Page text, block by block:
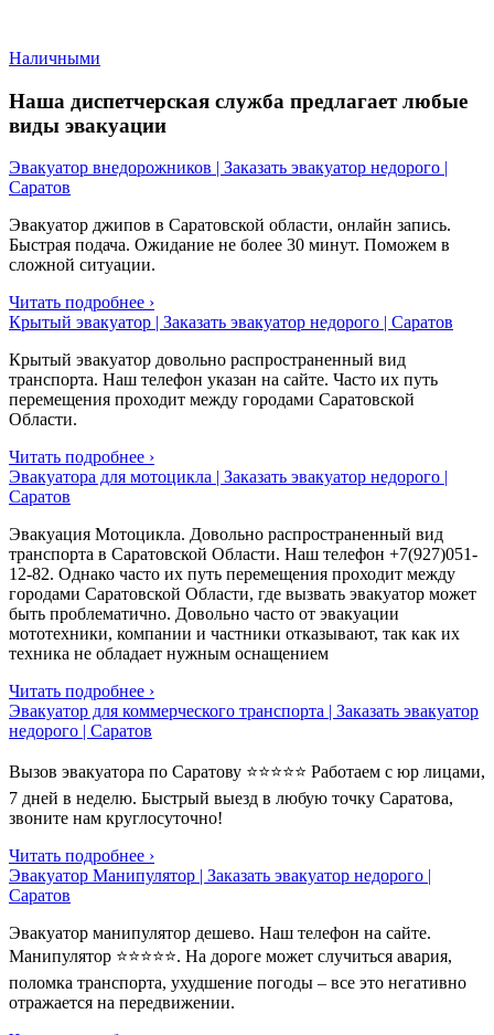
Наличными
Наша диспетчерская служба предлагает любые
виды эвакуации
Эвакуатор внедорожников | Заказать эвакуатор недорого |
Саратов
Эвакуатор джипов в Саратовской области, онлайн запись.
Быстрая подача. Ожидание не более 30 минут. Поможем в
сложной ситуации.
Читать подробнее ›
Крытый эвакуатор | Заказать эвакуатор недорого | Саратов
Крытый эвакуатор довольно распространенный вид
транспорта. Наш телефон указан на сайте. Часто их путь
перемещения проходит между городами Саратовской
Области.
Читать подробнее ›
Эвакуатора для мотоцикла | Заказать эвакуатор недорого |
Саратов
Эвакуация Мотоцикла. Довольно распространенный вид
транспорта в Саратовской Области. Наш телефон +7(927)051-
12-82. Однако часто их путь перемещения проходит между
городами Саратовской Области, где вызвать эвакуатор может
быть проблематично. Довольно часто от эвакуации
мототехники, компании и частники отказывают, так как их
техника не обладает нужным оснащением
Читать подробнее ›
Эвакуатор для коммерческого транспорта | Заказать эвакуатор
недорого | Саратов
Вызов эвакуатора по Саратову ⭐⭐⭐⭐⭐ Работаем с юр лицами,
7 дней в неделю. Быстрый выезд в любую точку Саратова,
звоните нам круглосуточно!
Читать подробнее ›
Эвакуатор Манипулятор | Заказать эвакуатор недорого |
Саратов
Эвакуатор манипулятор дешево. Наш телефон на сайте.
Манипулятор ⭐⭐⭐⭐⭐. На дороге может случиться авария,
поломка транспорта, ухудшение погоды – все это негативно
отражается на передвижении.